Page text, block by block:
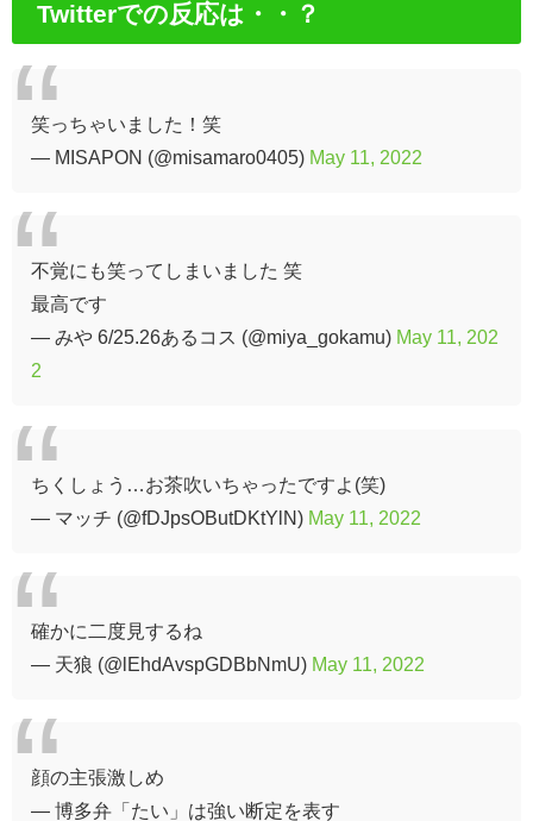
Twitterでの反応は・・？
笑っちゃいました！笑
— MISAPON (@misamaro0405) May 11, 2022
不覚にも笑ってしまいました 笑
最高です
— みや 6/25.26あるコス (@miya_gokamu) May 11, 202
2
ちくしょう…お茶吹いちゃったですよ(笑)
— マッチ (@fDJpsOButDKtYlN) May 11, 2022
確かに二度見するね
— 天狼 (@lEhdAvspGDBbNmU) May 11, 2022
顔の主張激しめ
— 博多弁「たい」は強い断定を表す